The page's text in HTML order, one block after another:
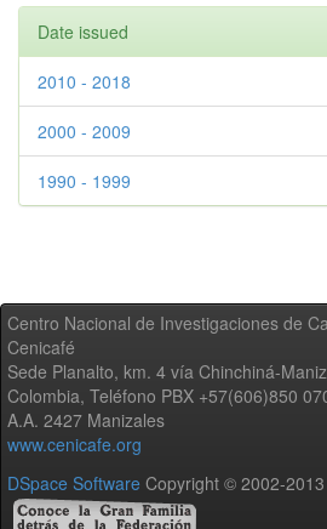
Date issued
2010 - 2018
2000 - 2009
1990 - 1999
Centro Nacional de Investigaciones de
Cenicafé
Sede Planalto, km. 4 vía Chinchiná-
Colombia, Teléfono PBX +57(606)850
A.A. 2427 Manizales
www.cenicafe.org
DSpace Software Copyright © 2002-2013